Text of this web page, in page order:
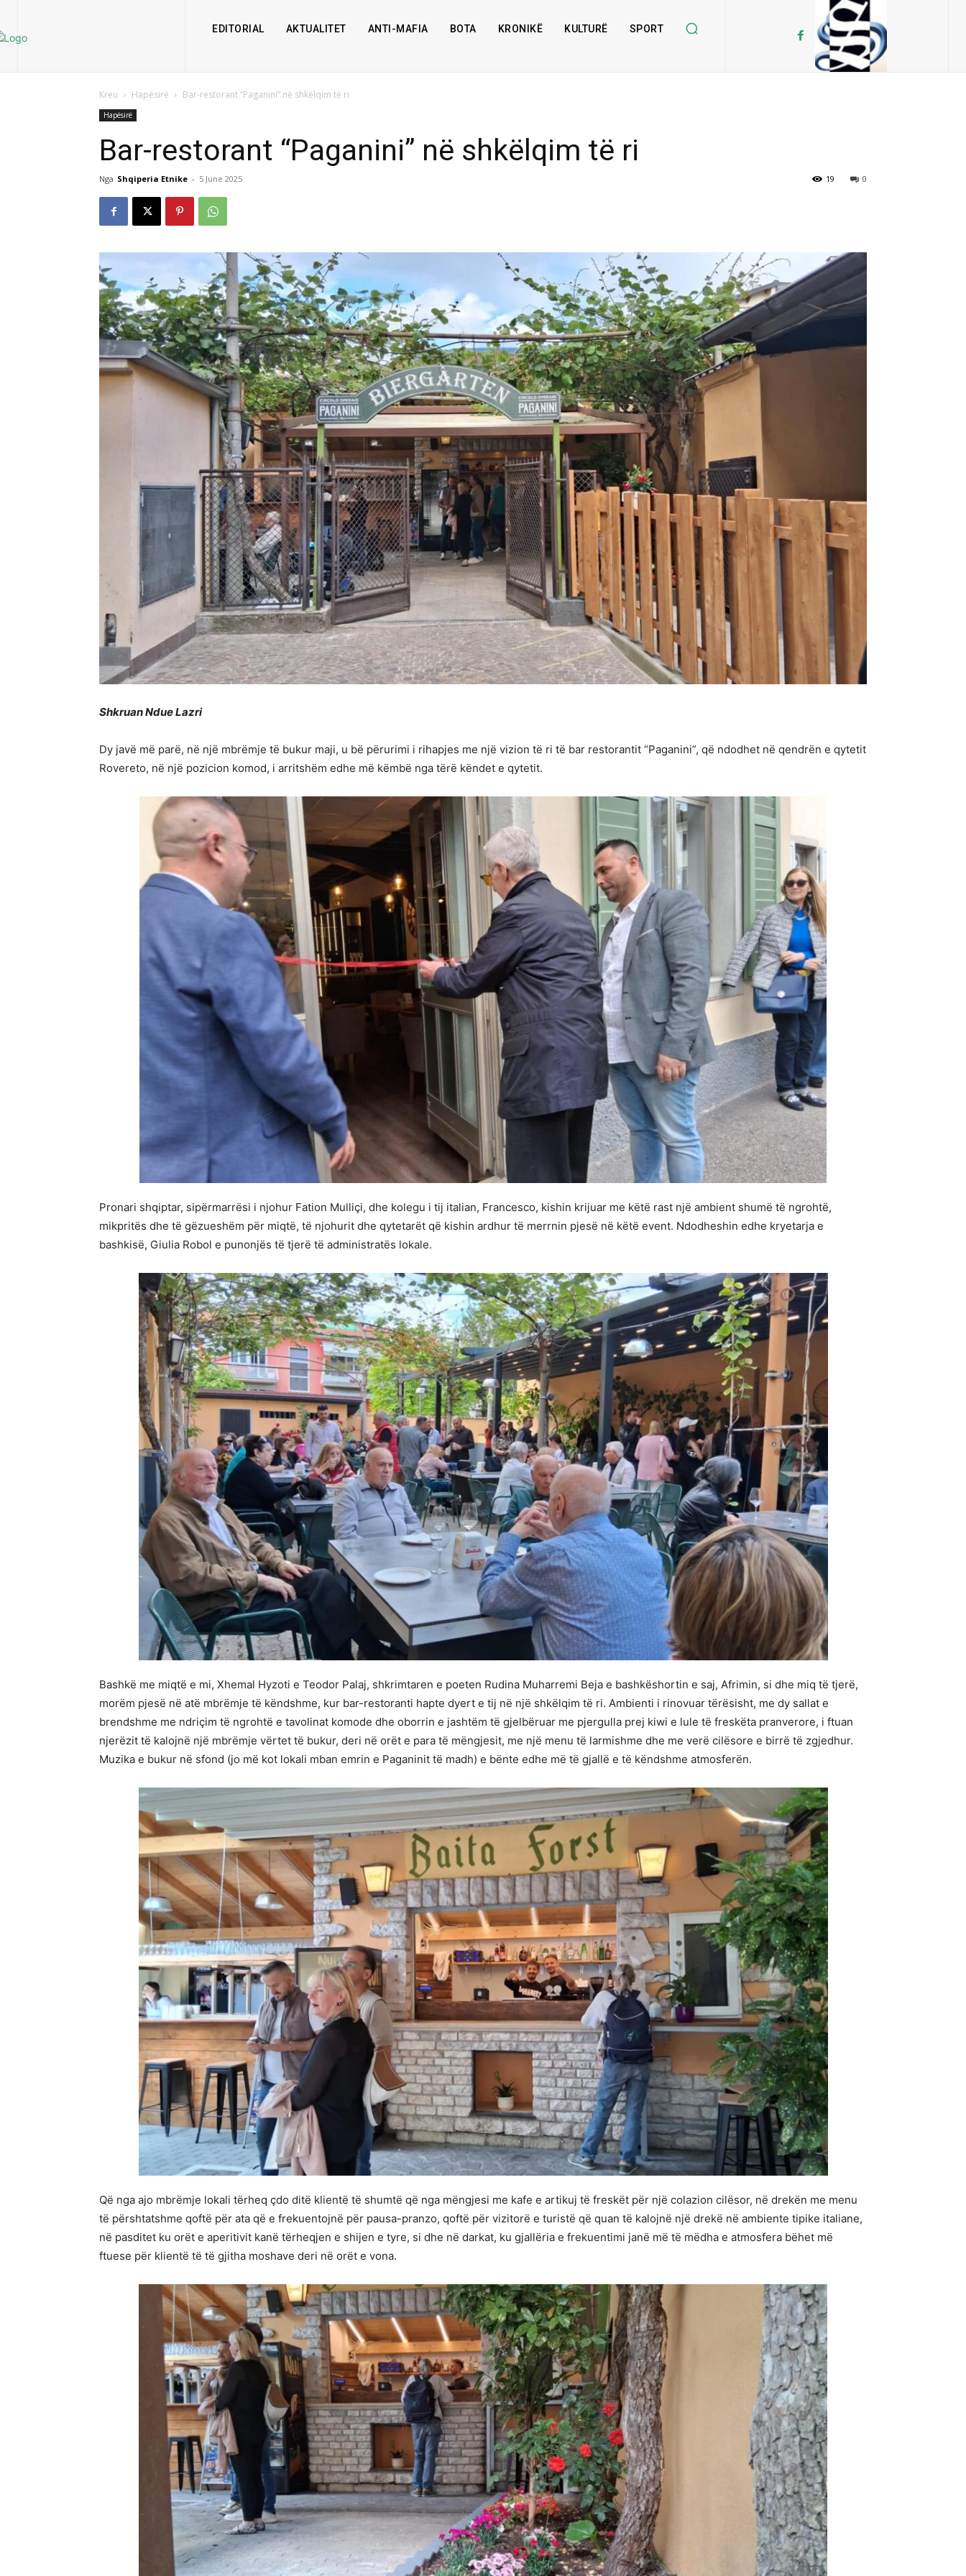
EDITORIAL AKTUALITET ANTI-MAFIA BOTA KRONIKË KULTURË SPORT
Kreu Hapësirë Bar-restorant “Paganini” në shkëlqim të ri
Hapësirë
Bar-restorant “Paganini” në shkëlqim të ri
Nga Shqiperia Etnike - 5 June 2025 0
19
Shkruan Ndue Lazri
Dy javë më parë, në një mbrëmje të bukur maji, u bë përurimi i rihapjes me një vizion të ri të bar restorantit “Paganini”, që ndodhet në qendrën e qytetit
Rovereto, në një pozicion komod, i arritshëm edhe më këmbë nga tërë këndet e qytetit.
Pronari shqiptar, sipërmarrësi i njohur Fation Mulliçi, dhe kolegu i tij italian, Francesco, kishin krijuar me këtë rast një ambient shumë të ngrohtë,
mikpritës dhe të gëzueshëm për miqtë, të njohurit dhe qytetarët që kishin ardhur të merrnin pjesë në këtë event. Ndodheshin edhe kryetarja e
bashkisë, Giulia Robol e punonjës të tjerë të administratës lokale.
Bashkë me miqtë e mi, Xhemal Hyzoti e Teodor Palaj, shkrimtaren e poeten Rudina Muharremi Beja e bashkëshortin e saj, Afrimin, si dhe miq të tjerë,
morëm pjesë në atë mbrëmje të këndshme, kur bar-restoranti hapte dyert e tij në një shkëlqim të ri. Ambienti i rinovuar tërësisht, me dy sallat e
brendshme me ndriçim të ngrohtë e tavolinat komode dhe oborrin e jashtëm të gjelbëruar me pjergulla prej kiwi e lule të freskëta pranverore, i ftuan
njerëzit të kalojnë një mbrëmje vërtet të bukur, deri në orët e para të mëngjesit, me një menu të larmishme dhe me verë cilësore e birrë të zgjedhur.
Muzika e bukur në sfond (jo më kot lokali mban emrin e Paganinit të madh) e bënte edhe më të gjallë e të këndshme atmosferën.
Që nga ajo mbrëmje lokali tërheq çdo ditë klientë të shumtë që nga mëngjesi me kafe e artikuj të freskët për një colazion cilësor, në drekën me menu
të përshtatshme qoftë për ata që e frekuentojnë për pausa-pranzo, qoftë për vizitorë e turistë që quan të kalojnë një drekë në ambiente tipike italiane,
në pasditet ku orët e aperitivit kanë tërheqjen e shijen e tyre, si dhe në darkat, ku gjallëria e frekuentimi janë më të mëdha e atmosfera bëhet më
ftuese për klientë të të gjitha moshave deri në orët e vona.